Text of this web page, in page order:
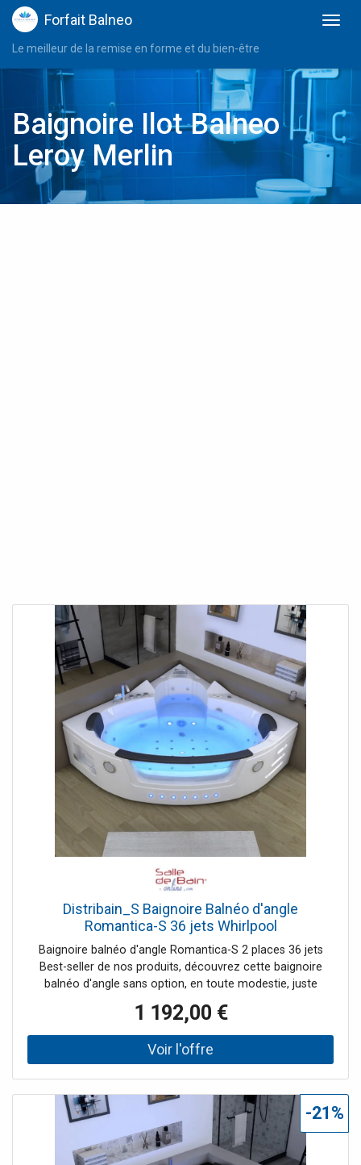
Forfait Balneo
Le meilleur de la remise en forme et du bien-être
Baignoire Ilot Balneo
Leroy Merlin
Distribain_S Baignoire Balnéo d'angle
Romantica-S 36 jets Whirlpool
Baignoire balnéo d'angle Romantica-S 2 places 36 jets
Best-seller de nos produits, découvrez cette baignoire
balnéo d'angle sans option, en toute modestie, juste
ou à deux. Une fois installé dans la baignoire balnéo
d'angle, vous vous laissez relaxer par les 36 jets
d'hydromassage tout le long de votre corps. Un régulateur
permet de gérer l'intensité des jets. Le hublot laisse
confère à votre salle de bain une atmosphère romantique.
Une cascade déferle dans l'angle de la baignoire balnéo,
imaginez-vous ailleurs! Le + : La baignoire balnéo d'angle
Romantica est disponible en deux versions, avec ou sans
1 192,00 €
-21%